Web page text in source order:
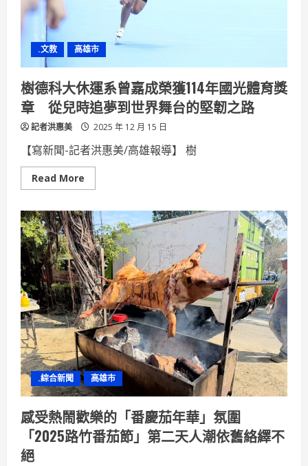
機
加
酒
限
時
加
碼
9
折
.文教 高雄市
樹德科大休運系曾嘉成榮獲114年國光體育獎
章 從兒時追夢到世界舞台的堅韌之路
記者洪惠美 2025 年 12 月 15 日
【寫新聞-記者洪惠美/高雄報導】 樹
Read More
more
德
科
大
休
運
系
曾
嘉
成
榮
獲
114
年
國
光
體
育
獎
章
從
兒
時
追
夢
到
.綜合新聞 高雄市
感受熱鬧歡樂的「番慶茄年華」氛圍
「2025路竹番茄節」第二天人潮依舊絡繹不
絕